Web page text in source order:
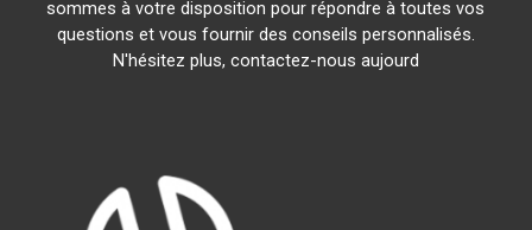
sommes à votre disposition pour répondre à toutes vos
questions et vous fournir des conseils personnalisés.
N'hésitez plus, contactez-nous aujourd